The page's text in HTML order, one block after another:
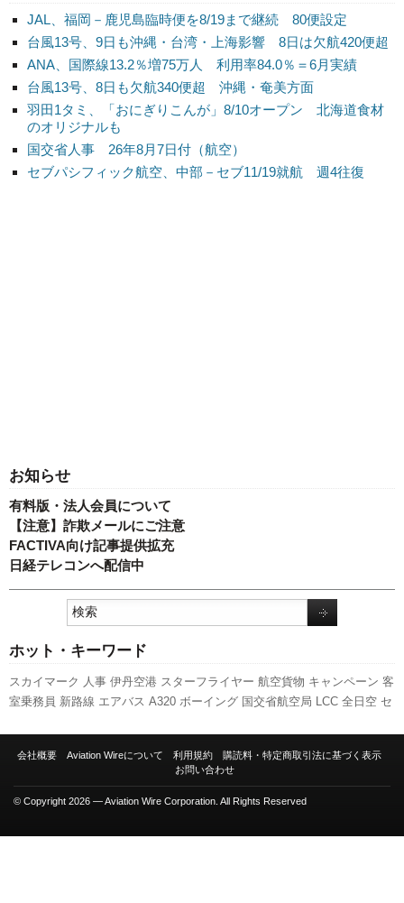
JAL、福岡－鹿児島臨時便を8/19まで継続 80便設定
台風13号、9日も沖縄・台湾・上海影響 8日は欠航420便超
ANA、国際線13.2％増75万人 利用率84.0％＝6月実績
台風13号、8日も欠航340便超 沖縄・奄美方面
羽田1タミ、「おにぎりこんが」8/10オープン 北海道食材
のオリジナルも
国交省人事 26年8月7日付（航空）
セブパシフィック航空、中部－セブ11/19就航 週4往復
お知らせ
有料版・法人会員について
【注意】詐欺メールにご注意
FACTIVA向け記事提供拡充
日経テレコンへ配信中
ホット・キーワード
スカイマーク 人事 伊丹空港 スターフライヤー 航空貨物 キャンペーン 客
室乗務員 新路線 エアバス A320 ボーイング 国交省航空局 LCC 全日空 セ
田空港 福岡空港 新千歳空港 777 成田空港 新型コロナウイルス 旅客数
会社概要 Aviation Wireについて 利用規約
購読料・特定商取引法に基づく表示
お問い合わせ
© Copyright 2026 — Aviation Wire Corporation. All Rights Reserved